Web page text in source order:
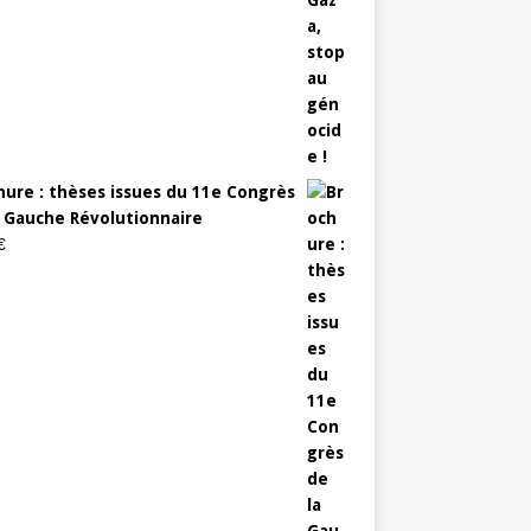
: thèses issues du 11e Congrès
Révolutionnaire